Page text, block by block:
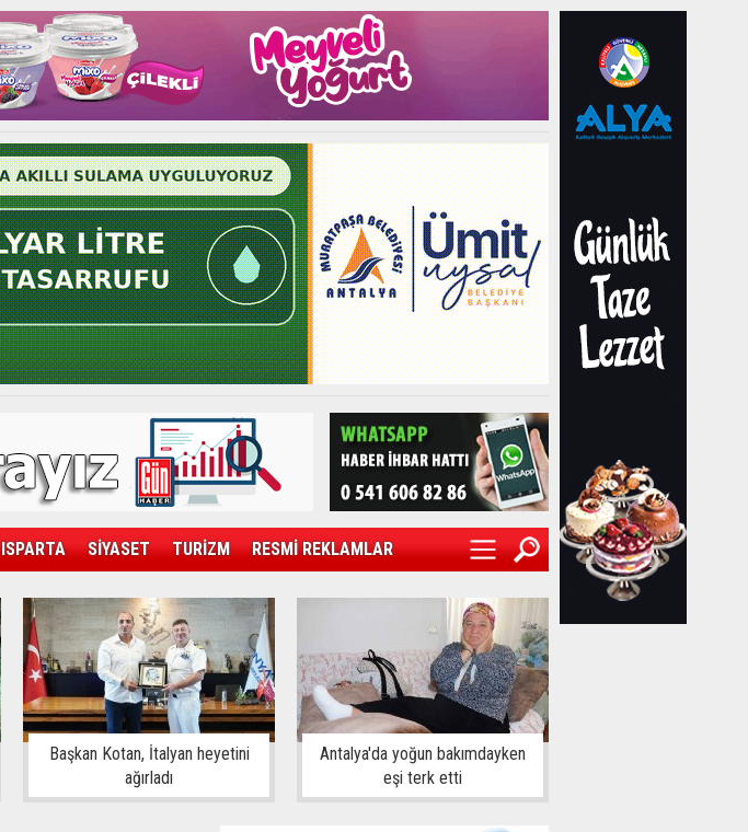
ISPARTA SİYASET TURİZM RESMİ REKLAMLAR
Başkan Kotan, İtalyan heyetini
ağırladı
Antalya'da yoğun bakımdayken
eşi terk etti